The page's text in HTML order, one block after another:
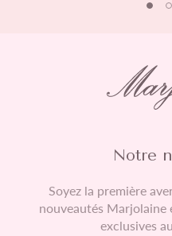
Notre
Soyez la première
nouveautés
exclusives